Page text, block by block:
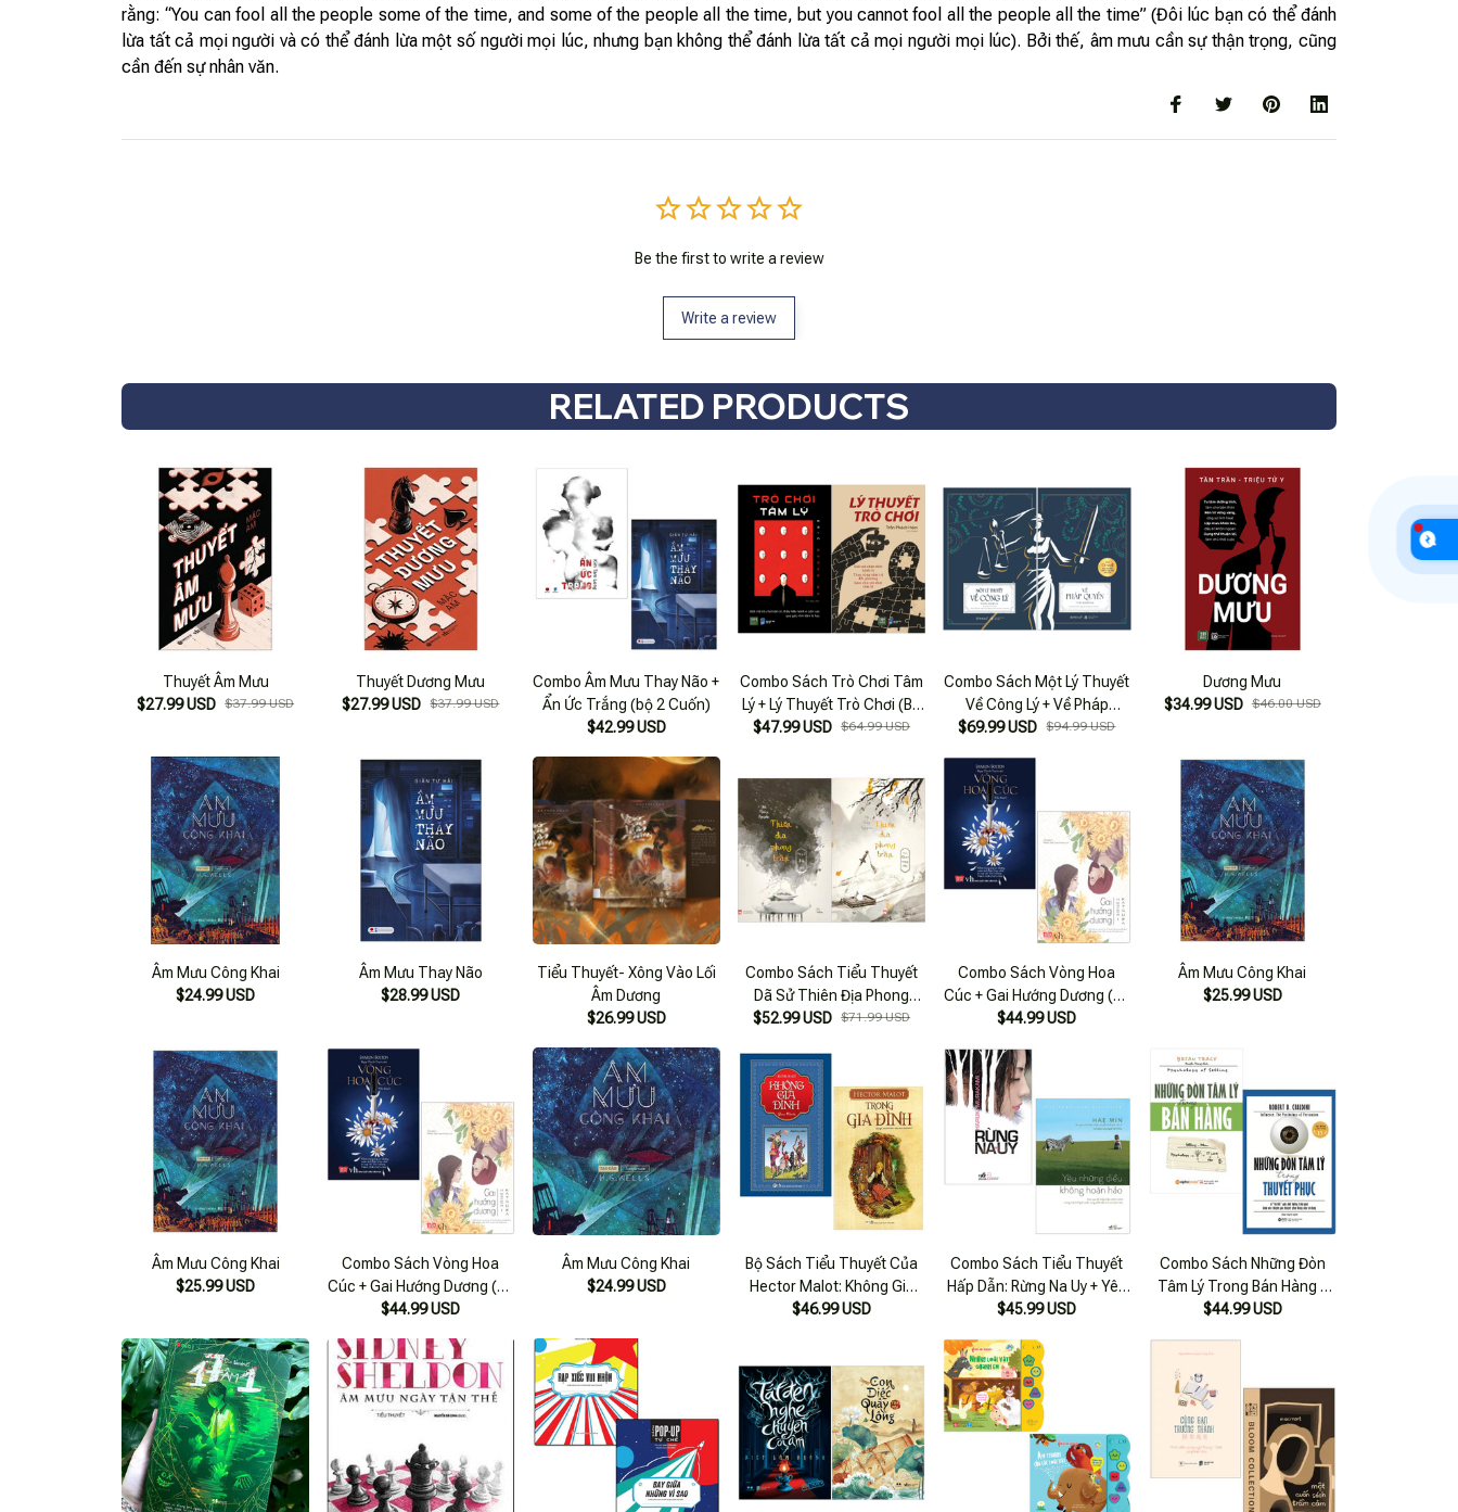
rằng: “You can fool all the people some of the time, and some of the people all the time, but you cannot fool all the people all the time” (Đôi lúc bạn có thể đánh
lừa tất cả mọi người và có thể đánh lừa một số người mọi lúc, nhưng bạn không thể đánh lừa tất cả mọi người mọi lúc). Bởi thế, âm mưu cần sự thận trọng, cũng
cần đến sự nhân văn.
Be the first to write a review
Write a review
RELATED PRODUCTS
Thuyết Âm Mưu
$27.99 USD $37.99 USD
Thuyết Dương Mưu
$27.99 USD
$37.99 USD
Combo Âm Mưu Thay Não +
Ẩn Ức Trắng (bộ 2 Cuốn)
$42.99 USD
Combo Sách Trò Chơi Tâm
Lý + Lý Thuyết Trò Chơi (Bộ
2 Cuốn)
$47.99 USD $64.99 USD
Combo Sách Một Lý Thuyết
Về Công Lý + Về Pháp
Quyền (Bộ 2 Cuốn)
$69.99 USD $94.99 USD
Dương Mưu
$34.99 USD $46.00 USD
Âm Mưu Công Khai
$24.99 USD
Âm Mưu Thay Não
$28.99 USD
Tiểu Thuyết- Xông Vào Lối
Âm Dương
$26.99 USD
Combo Sách Tiểu Thuyết
Dã Sử Thiên Địa Phong
Trần - Tập 1 + Tập 2 (Bộ 2
$52.99 USD $71.99 USD
Combo Sách Vòng Hoa
Cúc + Gai Hướng Dương (bộ
2 Cuốn)
$44.99 USD
Âm Mưu Công Khai
$25.99 USD
Âm Mưu Công Khai
$25.99 USD
Combo Sách Vòng Hoa
Cúc + Gai Hướng Dương (bộ
2 Cuốn)
$44.99 USD
Âm Mưu Công Khai
$24.99 USD
Bộ Sách Tiểu Thuyết Của
Hector Malot: Không Gia
Đình + Trong Gia Đình (bộ 2
$46.99 USD
Combo Sách Tiểu Thuyết
Hấp Dẫn: Rừng Na Uy + Yêu
Những Điều Không Hoàn
$45.99 USD
Combo Sách Những Đòn
Tâm Lý Trong Bán Hàng +
Những Đòn Tâm Lý Trong
$44.99 USD